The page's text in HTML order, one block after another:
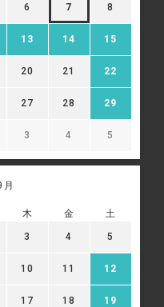
6 7 8
13 14 15
20 21 22
27 28 29
3 4 5
木 金 土
3 4 5
10 11 12
17 18 19